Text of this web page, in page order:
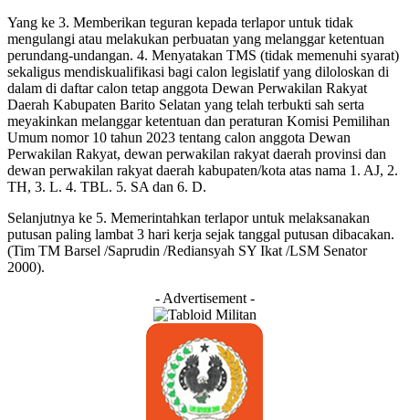
Yang ke 3. Memberikan teguran kepada terlapor untuk tidak
mengulangi atau melakukan perbuatan yang melanggar ketentuan
perundang-undangan. 4. Menyatakan TMS (tidak memenuhi syarat)
sekaligus mendiskualifikasi bagi calon legislatif yang diloloskan di
dalam di daftar calon tetap anggota Dewan Perwakilan Rakyat
Daerah Kabupaten Barito Selatan yang telah terbukti sah serta
meyakinkan melanggar ketentuan dan peraturan Komisi Pemilihan
Umum nomor 10 tahun 2023 tentang calon anggota Dewan
Perwakilan Rakyat, dewan perwakilan rakyat daerah provinsi dan
dewan perwakilan rakyat daerah kabupaten/kota atas nama 1. AJ, 2.
TH, 3. L. 4. TBL. 5. SA dan 6. D.
Selanjutnya ke 5. Memerintahkan terlapor untuk melaksanakan
putusan paling lambat 3 hari kerja sejak tanggal putusan dibacakan.
(Tim TM Barsel /Saprudin /Rediansyah SY Ikat /LSM Senator
2000).
- Advertisement -